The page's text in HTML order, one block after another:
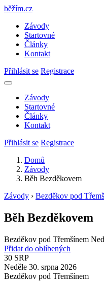
běžím.cz
Závody
Startovné
Články
Kontakt
Přihlásit se Registrace
Závody
Startovné
Články
Kontakt
Přihlásit se Registrace
Domů
Závody
Běh Bezděkovem
Závody › Bezděkov pod
Běh Bezděkovem
Bezděkov pod Třemšínem
Přidat do oblíbených
30 SRP
Neděle 30. srpna 2026
Bezděkov pod Třemšínem